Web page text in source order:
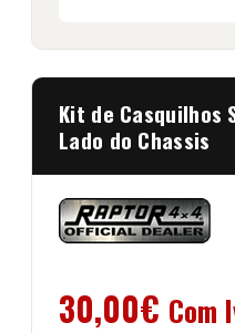
Kit de Casquilhos
Lado do Chassis
30,00€ Com